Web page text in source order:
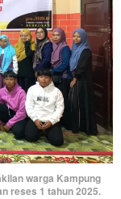
warga Kampung
reses 1 tahun 2025.